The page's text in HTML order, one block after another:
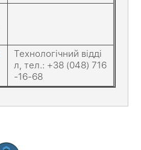
Технологічний відді
л, тел.: +38 (048) 716
-16-68